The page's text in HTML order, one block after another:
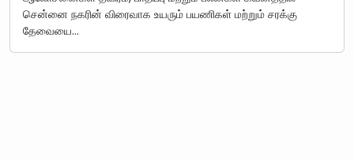
சென்னை நகரின் விரைவாக உயரும் பயணிகள் மற்றும் சரக்கு
தேவையை…